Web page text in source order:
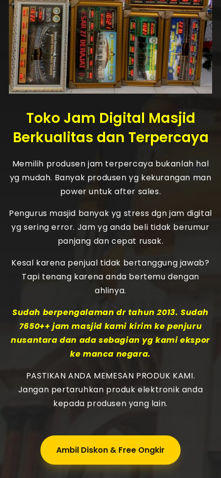
Toko Jam Digital Masjid
Berkualitas dan Terpercaya
Memilih produsen jam terpercaya bukanlah hal
yg mudah. Banyak produsen yg kekurangan man
power untuk after sales.
Pengurus masjid banyak yg stress dgn jam digital
yg sering error. Jam yg anda beli tidak berumur
panjang dan cepat rusak.
Kesal karena penjual tidak bertanggung jawab?
Tapi tenang karena anda bertemu dengan
ahlinya.
Sudah berpengalaman dr tahun 2013. Sudah
7650++ jam masjid kami kirim ke penjuru
nusantara dan ada sebagian yg kami ekspor
ke manca negara.
PASTIKAN ANDA MEMESAN PRODUK KAMI.
Jangan pertaruhkan produk elektronik anda
kepada produsen yang lain.
Ambil Diskon & Free Ongkir